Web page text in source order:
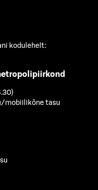
kodulehelt:
mobiilikõne tasu